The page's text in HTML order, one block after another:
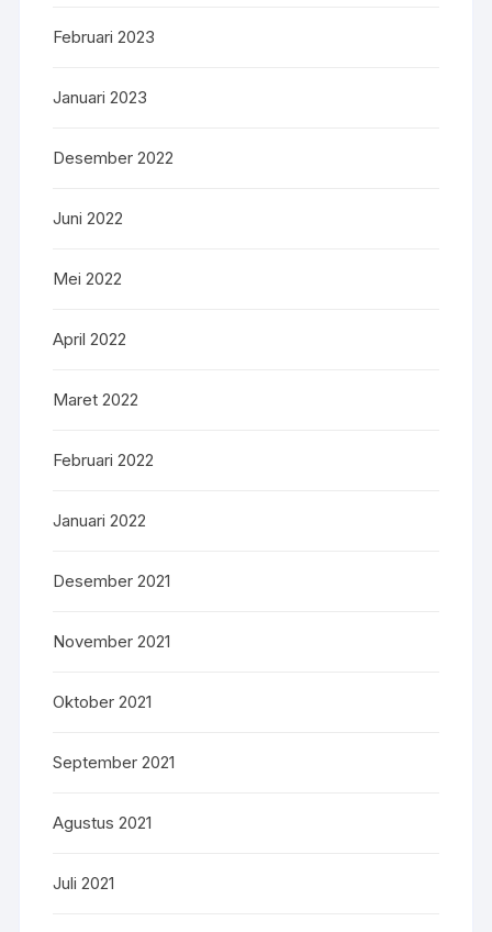
Februari 2023
Januari 2023
Desember 2022
Juni 2022
Mei 2022
April 2022
Maret 2022
Februari 2022
Januari 2022
Desember 2021
November 2021
Oktober 2021
September 2021
Agustus 2021
Juli 2021